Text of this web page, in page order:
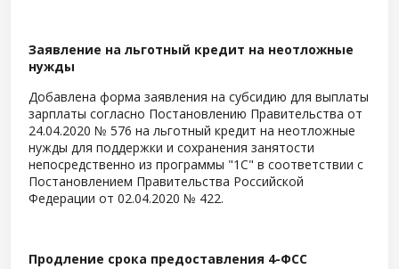
Заявление на льготный кредит на неотложные
нужды
Добавлена форма заявления на субсидию для выплаты
зарплаты согласно Постановлению Правительства от
24.04.2020 № 576 на льготный кредит на неотложные
нужды для поддержки и сохранения занятости
непосредственно из программы "1С" в соответствии с
Постановлением Правительства Российской
Федерации от 02.04.2020 № 422.
Продление срока предоставления 4-ФСС